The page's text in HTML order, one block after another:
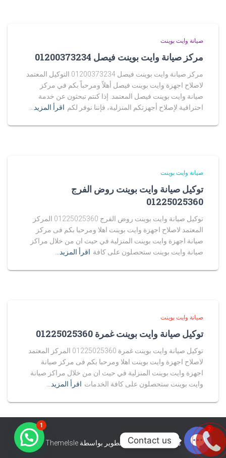
صيانة وايت بوينت
مركز صيانة وايت بوينت فيصل 01200373234
مركز صيانة وايت بوينت فيصل 01200373234 التوكيل المعتمد
لاصلاح اجهزة وايت بوينت فيصل أهلاً ومرحباً بكم في مركز
صيانة وايت بوينت فيصل المعتمد. إذا كنتم تبحثون عن خدمة
احترافية لإصلاح أجهزتكم المنزلية، فإننا نوفر لكم اقرأ المزيد…
صيانة وايت بوينت
توكيل صيانة وايت بوينت روض الفرج
01225025360
توكيل صيانة وايت بوينت روض الفرج 01225025360 المركز
المعتمد لاصلاح اجهزة وايت بوينت اهلا ومرحبا بكم فى مركز
صيانة اجهزة وايت بوينت المنزلية في حيث ان من خلال مراكز
صيانة وايت بوينت ستحصلون على كافة اقرأ المزيد…
صيانة وايت بوينت
توكيل صيانة وايت بوينت غمرة 01225025360
توكيل صيانة وايت بوينت غمرة 01225025360 المركز المعتمد
لاصلاح اجهزة وايت بوينت اهلا ومرحبا بكم فى مركز صيانة
اجهزة وايت بوينت المنزلية في حيث ان من خلال مراكز صيانة
وايت بوينت ستحصلون على كافة الخدمات اقرأ المزيد…
هستيا (Hestia) | تّم التطوير بواسطة ThemeIsle
1
Contact us
2